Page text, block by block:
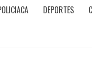
DEPORTES